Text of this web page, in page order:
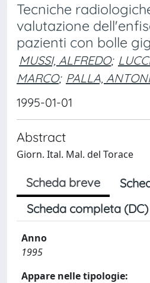
Tecniche
valutazione
pazienti con bolle
MUSSI, ALFREDO;
MARCO; PALLA,
1995-01-01
Abstract
Giorn. Ital. Mal. del Torace
Scheda breve
Scheda completa (DC)
Anno
1995
Appare nelle tipologie: